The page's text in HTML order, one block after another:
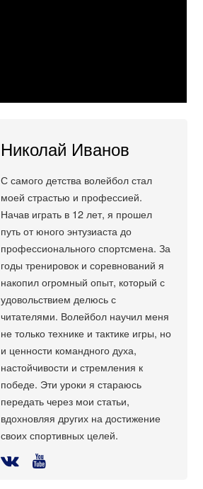
Николай Иванов
С самого детства волейбол стал
моей страстью и профессией.
Начав играть в 12 лет, я прошел
путь от юного энтузиаста до
профессионального спортсмена. За
годы тренировок и соревнований я
накопил огромный опыт, который с
удовольствием делюсь с
читателями. Волейбол научил меня
не только технике и тактике игры, но
и ценности командного духа,
настойчивости и стремления к
победе. Эти уроки я стараюсь
передать через мои статьи,
вдохновляя других на достижение
своих спортивных целей.